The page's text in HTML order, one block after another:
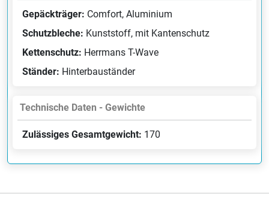
Gepäckträger: Comfort, Aluminium
Schutzbleche: Kunststoff, mit Kantenschutz
Kettenschutz: Herrmans T-Wave
Ständer: Hinterbauständer
Technische Daten - Gewichte
Zulässiges Gesamtgewicht: 170